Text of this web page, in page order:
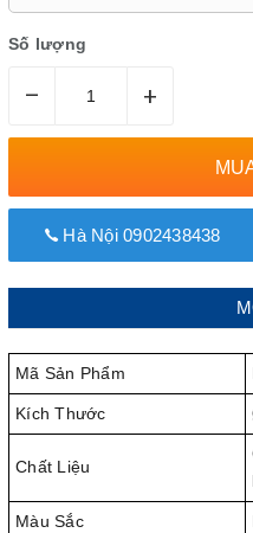
Số lượng
– +
Hà Nội 0902438438
Mã Sản Phẩm
Kích Thước
Chất Liệu
Màu Sắc